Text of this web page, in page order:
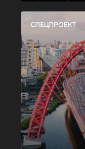
СПЕЦПРОЕКТ